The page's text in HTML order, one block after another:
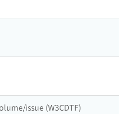
issue (W3CDTF)